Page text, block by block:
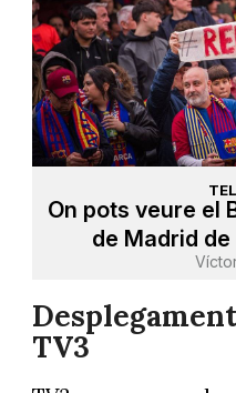
On pots veure el
de Madrid de
TV3